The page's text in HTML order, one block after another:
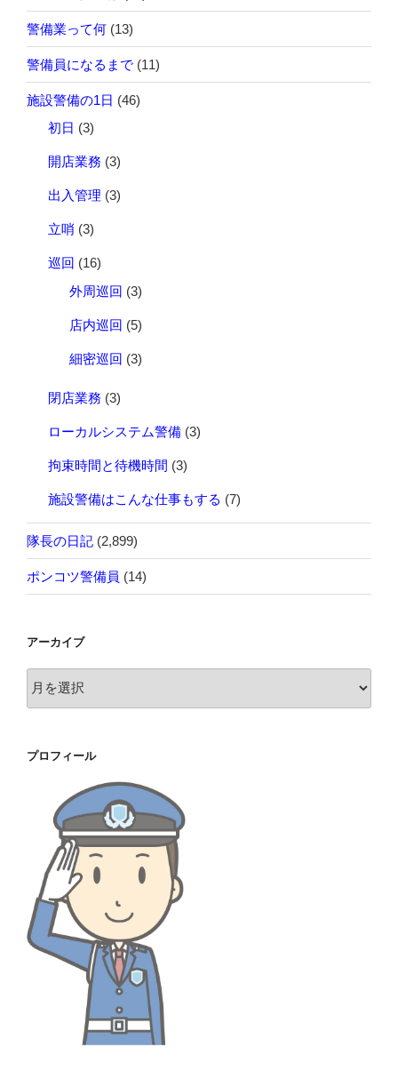
警備業って何 (13)
警備員になるまで (11)
施設警備の1日 (46)
初日 (3)
開店業務 (3)
出入管理 (3)
立哨 (3)
巡回 (16)
外周巡回 (3)
店内巡回 (5)
細密巡回 (3)
閉店業務 (3)
ローカルシステム警備 (3)
拘束時間と待機時間 (3)
施設警備はこんな仕事もする (7)
隊長の日記 (2,899)
ポンコツ警備員 (14)
アーカイブ
ー
ブ
プロフィール